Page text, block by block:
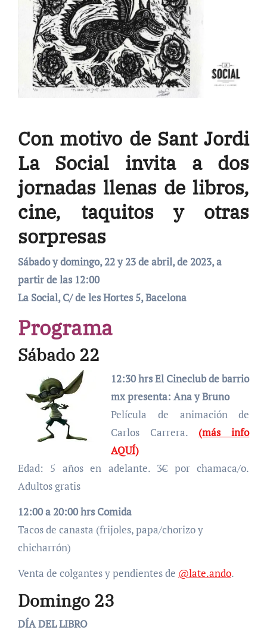
Con motivo de Sant Jordi
La Social invita a dos
jornadas llenas de libros,
cine, taquitos y otras
sorpresas
Sábado y domingo, 22 y 23 de abril, de 2023, a
partir de las 12:00
La Social,C/ de les Hortes 5, Bacelona
Programa
Sábado 22
12:30 hrs El Cineclub de barrio
mx presenta: Ana y Bruno
Película de animación de
Carlos Carrera. (más info
AQUÍ)
Edad: 5 años en adelante. 3€ por chamaca/o.
Adultos gratis
12:00 a 20:00 hrs Comida
Tacos de canasta (frijoles, papa/chorizo y
chicharrón)
Venta de colgantes y pendientes de @late.ando.
Domingo 23
DÍA DEL LIBRO